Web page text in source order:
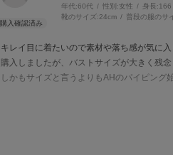
年代:60代 性別:女性 身長:166
靴のサイズ:24cm 普段の服のサ
キレイ目に着たいので素材や落ち感が気に入
購入しましたが、バストサイズが大きく残念
しかもサイズと言うよりもAHのパイピン